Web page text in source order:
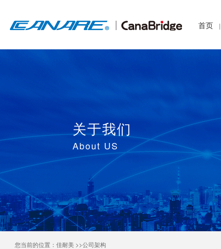
首页 |
关于我们
About US
您当前的位置： 佳耐美 >>公司架构